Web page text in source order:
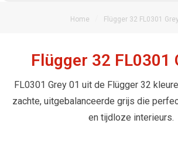
Home Flügger 32 FL0301
Flügger 32 FL0301
FL0301 Grey 01 uit de Flügger 32
zachte, uitgebalanceerde grijs die
en tijdloze interieurs.